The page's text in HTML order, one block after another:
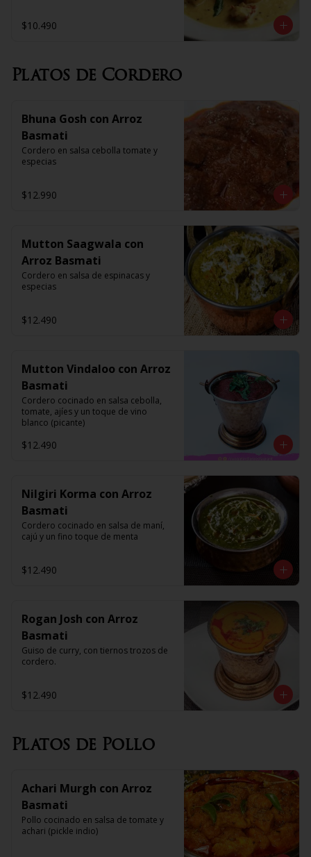
$10.490
Platos de Cordero
Bhuna Gosh con Arroz
Basmati
Cordero en salsa cebolla tomate y
especias
$12.990
Mutton Saagwala con
Arroz Basmati
Cordero en salsa de espinacas y
especias
$12.490
Mutton Vindaloo con Arroz
Basmati
Cordero cocinado en salsa cebolla,
tomate, ajíes y un toque de vino
blanco (picante)
$12.490
Nilgiri Korma con Arroz
Basmati
Cordero cocinado en salsa de maní,
cajú y un fino toque de menta
$12.490
Rogan Josh con Arroz
Basmati
Guiso de curry, con tiernos trozos de
cordero.
$12.490
Platos de Pollo
Achari Murgh con Arroz
Basmati
Pollo cocinado en salsa de tomate y
achari (pickle indio)